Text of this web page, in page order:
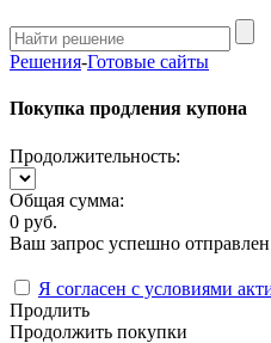
Решения-Готовые сайты
Покупка продления купона
Продолжительность:
Общая сумма:
0 руб.
Ваш запрос успешно
Я согласен с условиями
Продлить
Продолжить покупки